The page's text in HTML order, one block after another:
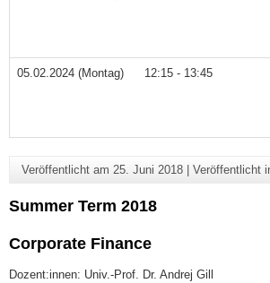
05.02.2024 (Montag) 12:15 - 13:45
Veröffentlicht am 25. Juni 2018| Veröffentlicht
Summer Term 2018
Corporate Finance
Dozent:innen: Univ.-Prof. Dr. Andrej Gill